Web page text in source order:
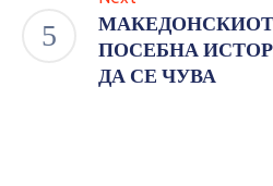
ПОСЕБНА
ДА СЕ ЧУВА